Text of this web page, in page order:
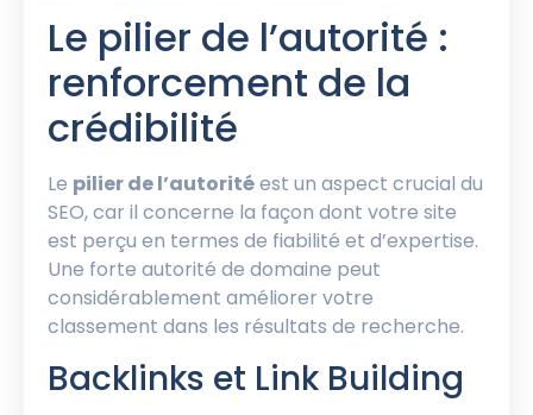
Le pilier de l’autorité :
renforcement de la
crédibilité
Le pilier de l’autoritéest un aspect crucial du
SEO, car il concerne la façon dont votre site
est perçu en termes de fiabilité et d’expertise.
Une forte autorité de domaine peut
considérablement améliorer votre
classement dans les résultats de recherche.
Backlinks et Link Building